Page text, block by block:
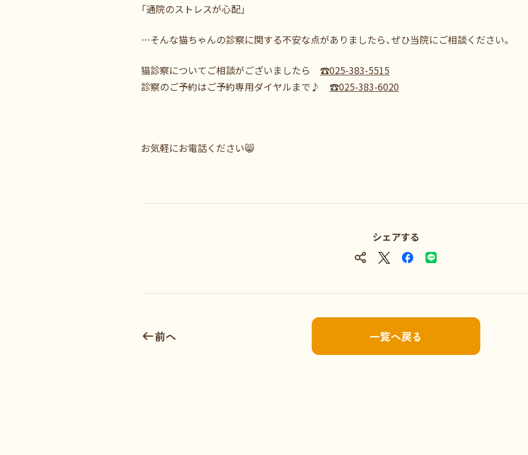
「通院のストレスが心配」
…そんな猫ちゃんの診察に関する不安な点がありましたら、ぜひ当院にご相談ください。
猫診察についてご相談がございましたら ☎️025-383-5515
診察のご予約はご予約専用ダイヤルまで♪ ☎025-383-6020
お気軽にお電話ください😸
シェアする
前へ 一覧へ戻る